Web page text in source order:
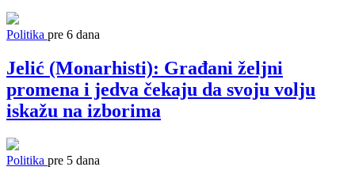
Politika pre 6 dana
Jelić (Monarhisti): Građani željni
promena i jedva čekaju da svoju volju
iskažu na izborima
Politika pre 5 dana